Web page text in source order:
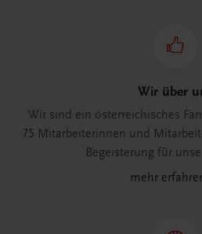
Wir über
Wir sind ein österreichisches
75 Mitarbeiterinnen und
Begeisterung für
mehr